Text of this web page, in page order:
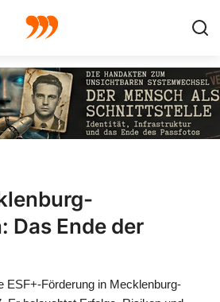
Das Ende der
ESF+-Förderung in Mecklenburg-